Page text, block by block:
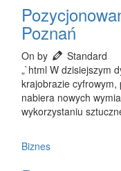
Poznań
On by
Standard
„`html W dzisiejszym
krajobrazie cyfrowym,
nabiera nowych
wykorzystaniu
Biznes